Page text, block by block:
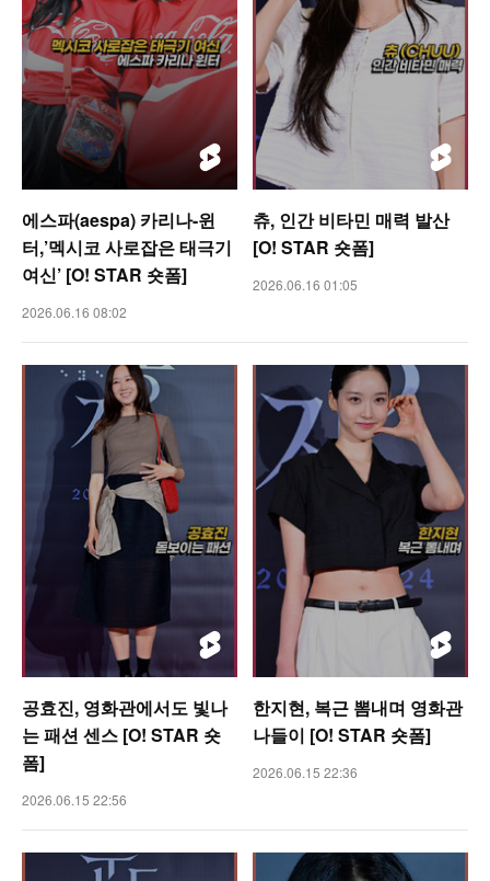
에스파(aespa) 카리나-윈
터,’멕시코 사로잡은 태극기
여신’ [O! STAR 숏폼]
2026.06.16 08:02
츄, 인간 비타민 매력 발산
[O! STAR 숏폼]
2026.06.16 01:05
공효진, 영화관에서도 빛나
는 패션 센스 [O! STAR 숏
폼]
2026.06.15 22:56
한지현, 복근 뽐내며 영화관
나들이 [O! STAR 숏폼]
2026.06.15 22:36